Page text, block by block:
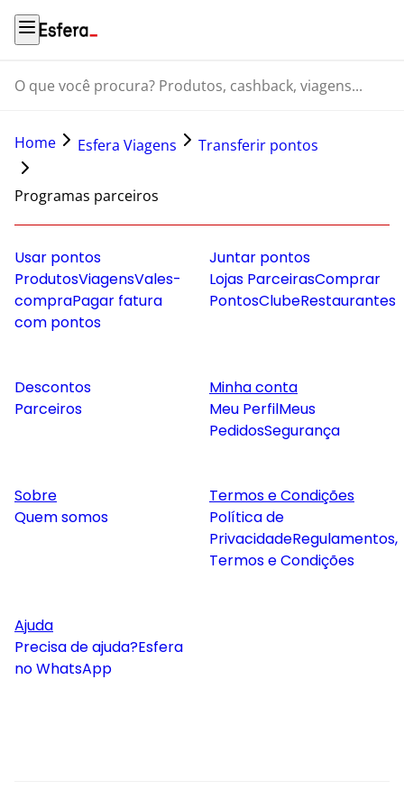
O que você procura? Produtos, cashback, viagens...
Home Esfera Viagens Transferir pontos
Programas parceiros
Usar pontos
ProdutosViagensVales-
compraPagar fatura
com pontos
Juntar pontos
Lojas ParceirasComprar
PontosClubeRestaurantes
Descontos
Parceiros
Minha conta
Meu PerfilMeus
PedidosSegurança
Sobre
Quem somos
Termos e Condições
Política de
PrivacidadeRegulamentos,
Termos e Condições
Ajuda
Precisa de ajuda?Esfera
no WhatsApp